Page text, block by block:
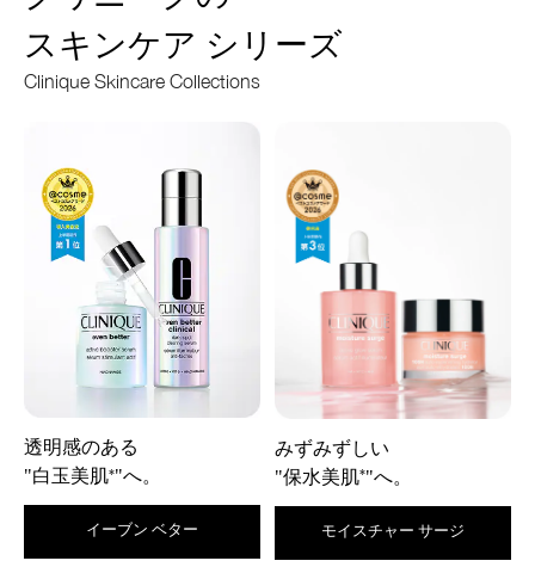
スキンケア シリーズ
Clinique Skincare Collections
透明感のある
"白玉美肌*"へ。
イーブン ベター
みずみずしい
"保水美肌*"へ。
モイスチャー サージ